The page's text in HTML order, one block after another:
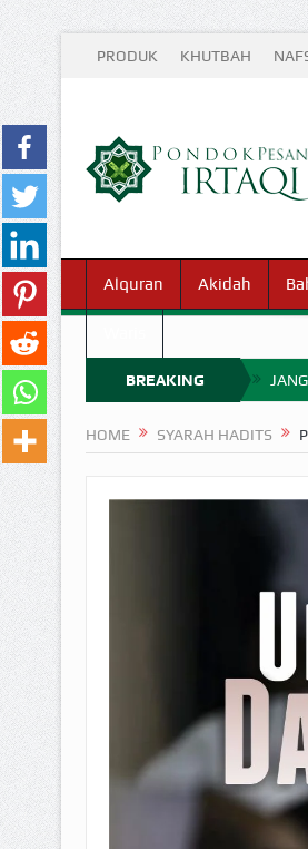
PRODUK KHUTBAH
Alquran Akidah
BREAKING
NEWS
HOME SYARAH HADITS